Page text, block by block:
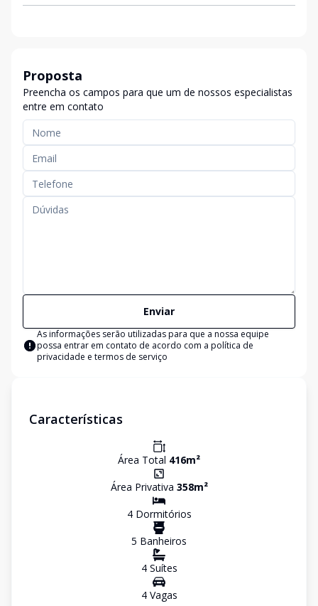
Proposta
Preencha os campos para que um de nossos especialistas
entre em contato
Enviar
As informações serão utilizadas para que a nossa equipe
possa entrar em contato de acordo com a política de
privacidade e termos de serviço
Características
Área Total 416m²
Área Privativa 358m²
4Dormitórios
5 Banheiros
4Suítes
4Vagas